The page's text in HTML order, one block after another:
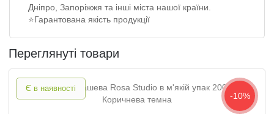
Дніпро, Запоріжжя та інші міста нашої країни.
⭐Гарантована якість продукції
Переглянуті товари
Є в наявності
-10%